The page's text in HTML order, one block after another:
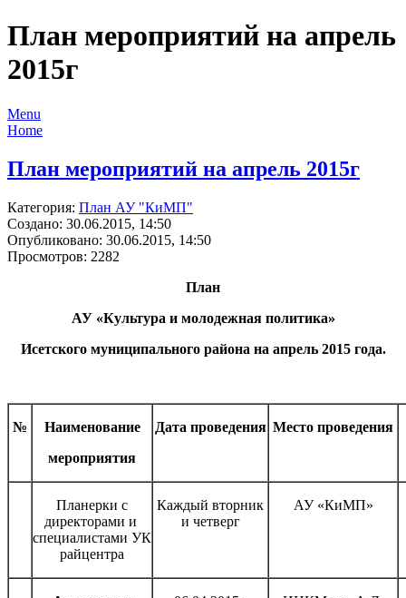
План мероприятий на апрель
2015г
Menu
Home
План мероприятий на апрель 2015г
Категория: План АУ "КиМП"
Создано: 30.06.2015, 14:50
Опубликовано: 30.06.2015, 14:50
Просмотров: 2282
План
АУ «Культура и молодежная политика»
Исетского муниципального района на апрель 2015 года.
№
Наименование
мероприятия
Дата проведения Место проведения
Планерки с
директорами и
специалистами УК
райцентра
Каждый вторник
и четверг
АУ «КиМП»